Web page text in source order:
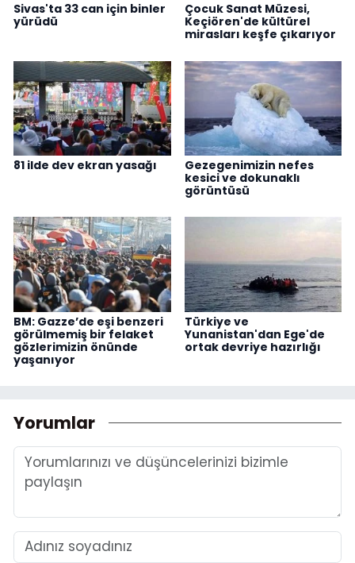
Sivas'ta 33 can için binler
yürüdü
Çocuk Sanat Müzesi,
Keçiören'de kültürel
mirasları keşfe çıkarıyor
81 ilde dev ekran yasağı
Gezegenimizin nefes
kesici ve dokunaklı
görüntüsü
BM: Gazze’de eşi benzeri
görülmemiş bir felaket
gözlerimizin önünde
yaşanıyor
Türkiye ve
Yunanistan'dan Ege'de
ortak devriye hazırlığı
Yorumlar